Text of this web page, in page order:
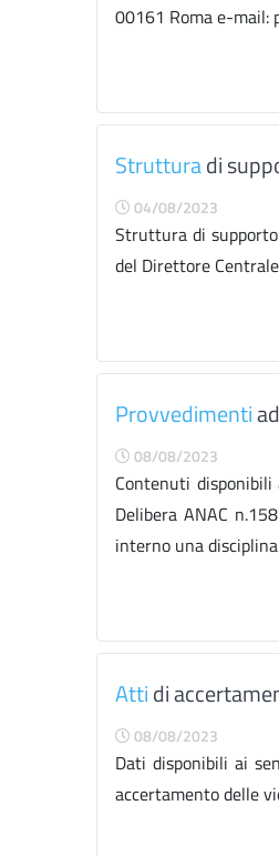
00161 Roma e-mail:
Strutturadi
04/08/2023
Struttura di supporto
del Direttore
Provvedimenti
08/08/2023
Contenuti
Delibera ANAC
interno una
Attidi
08/08/2023
Dati disponibili ai
accertamento delle